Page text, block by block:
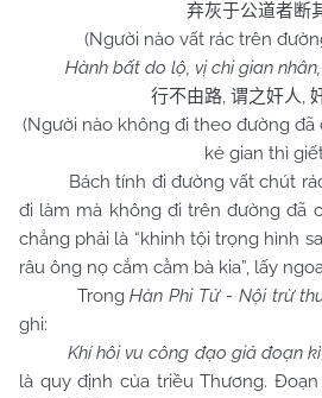
弃灰于公道者断
(Người nào vất rác trên
Hành bất do lộ, vị chi gian
行不由路, 谓之奸人,
(Người nào không đi theo đường đã
kẻ gian thì
Bách tính đi đường vất chút rác
đi làm mà không đi trên đường đã
chẳng phải là “khinh tội trọng hình
râu ông nọ cắm cằm bà kia”, lấy
TrongHàn Phi Tử - Nội trừ
ghi:
Khí hôi vu công đạo giả đoạn kì
là quy định của triều Thương.